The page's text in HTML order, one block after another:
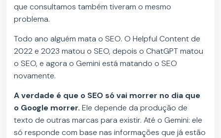
que consultamos também tiveram o mesmo
problema.
Todo ano alguém mata o SEO. O Helpful Content de
2022 e 2023 matou o SEO, depois o ChatGPT matou
o SEO, e agora o Gemini está matando o SEO
novamente.
A verdade é que o SEO só vai morrer no dia que
o Google morrer.Ele depende da produção de
texto de outras marcas para existir. Até o Gemini: ele
só responde com base nas informações que já estão